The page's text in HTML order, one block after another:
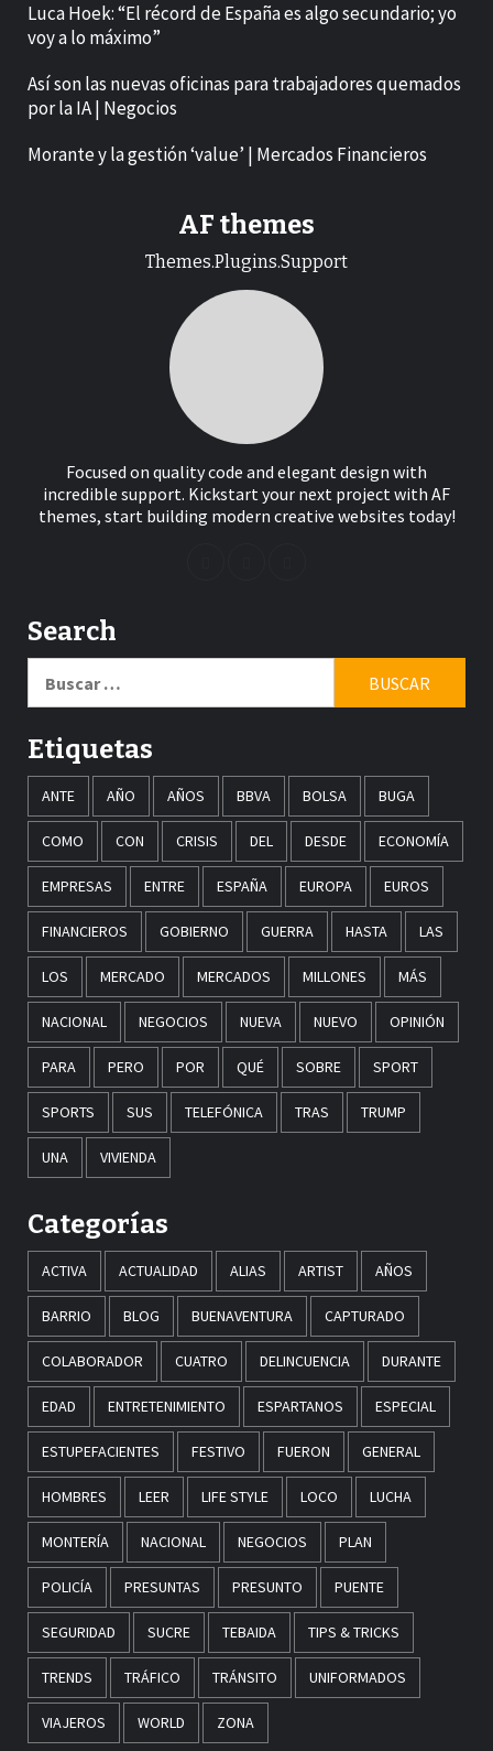
Luca Hoek: “El récord de España es algo secundario; yo
voy a lo máximo”
Así son las nuevas oficinas para trabajadores quemados
por la IA | Negocios
Morante y la gestión ‘value’ | Mercados Financieros
AF themes
Themes.Plugins.Support
Focused on quality code and elegant design with
incredible support. Kickstart your next project with AF
themes, start building modern creative websites today!
Search
Etiquetas
ANTE AÑO AÑOS BBVA BOLSA BUGA
COMO CON CRISIS DEL DESDE ECONOMÍA
EMPRESAS ENTRE ESPAÑA EUROPA EUROS
FINANCIEROS GOBIERNO GUERRA HASTA LAS
LOS MERCADO MERCADOS MILLONES MÁS
NACIONAL NEGOCIOS NUEVA NUEVO OPINIÓN
PARA PERO POR QUÉ SOBRE SPORT
SPORTS SUS TELEFÓNICA TRAS TRUMP
UNA VIVIENDA
Categorías
ACTIVA ACTUALIDAD ALIAS ARTIST AÑOS
BARRIO BLOG BUENAVENTURA CAPTURADO
COLABORADOR CUATRO DELINCUENCIA DURANTE
EDAD ENTRETENIMIENTO ESPARTANOS ESPECIAL
ESTUPEFACIENTES FESTIVO FUERON GENERAL
HOMBRES LEER LIFE STYLE LOCO LUCHA
MONTERÍA NACIONAL NEGOCIOS PLAN
POLICÍA PRESUNTAS PRESUNTO PUENTE
SEGURIDAD SUCRE TEBAIDA TIPS & TRICKS
TRENDS TRÁFICO TRÁNSITO UNIFORMADOS
VIAJEROS WORLD ZONA